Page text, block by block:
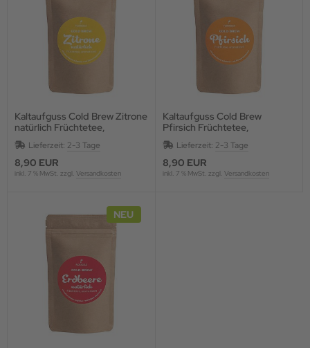
Kaltaufguss Cold Brew Zitrone
natürlich Früchtetee,
aromatisier
Lieferzeit: 2-3 Tage
8,90 EUR
inkl. 7 % MwSt. zzgl. Versandkosten
Kaltaufguss Cold Brew
Pfirsich Früchtetee,
aromatisiert
Lieferzeit: 2-3 Tage
8,90 EUR
inkl. 7 % MwSt. zzgl. Versandkosten
NEU